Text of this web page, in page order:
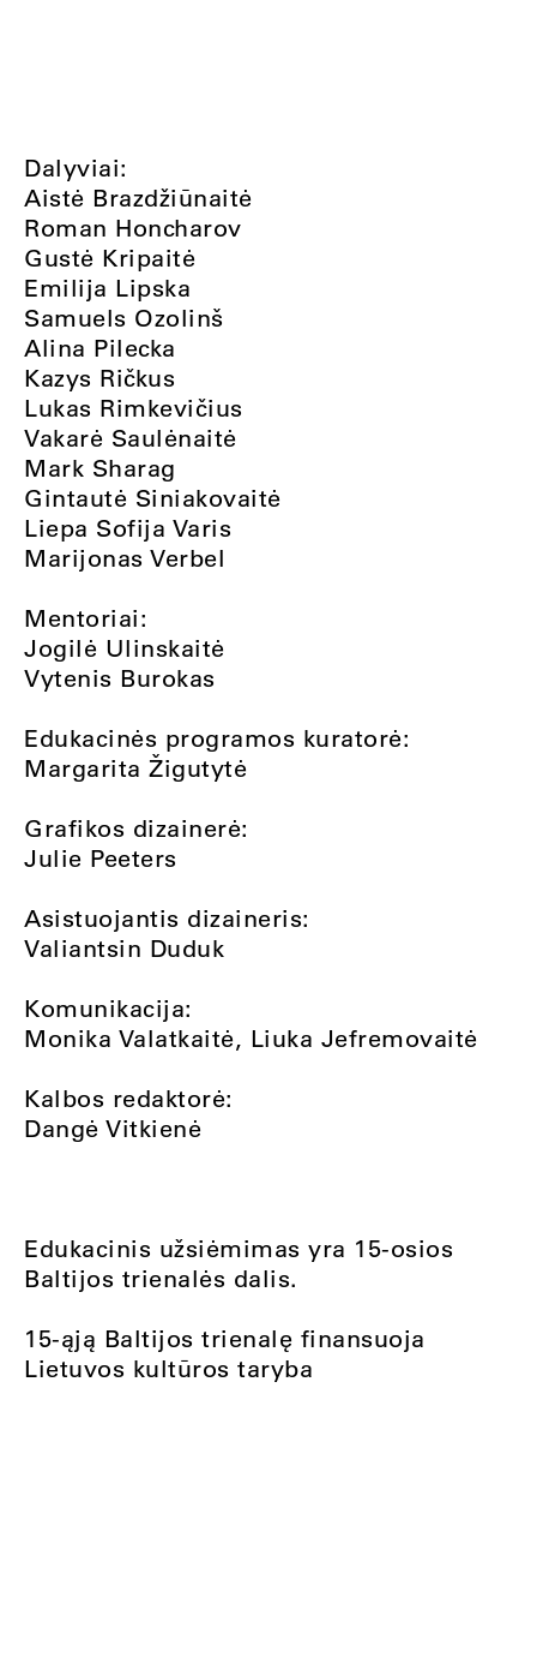
Dalyviai:
Aistė Brazdžiūnaitė
Roman Honcharov
Gustė Kripaitė
Emilija Lipska
Samuels Ozolinš
Alina Pilecka
Kazys Ričkus
Lukas Rimkevičius
Vakarė Saulėnaitė
Mark Sharag
Gintautė Siniakovaitė
Liepa Sofija Varis
Marijonas Verbel
Mentoriai:
Jogilė Ulinskaitė
Vytenis Burokas
Edukacinės programos kuratorė:
Margarita Žigutytė
Grafikos dizainerė:
Julie Peeters
Asistuojantis dizaineris:
Valiantsin Duduk
Komunikacija:
Monika Valatkaitė, Liuka Jefremovaitė
Kalbos redaktorė:
Dangė Vitkienė
Edukacinis užsiėmimas yra 15-osios
Baltijos trienalės dalis.
15-ąją Baltijos trienalę finansuoja
Lietuvos kultūros taryba